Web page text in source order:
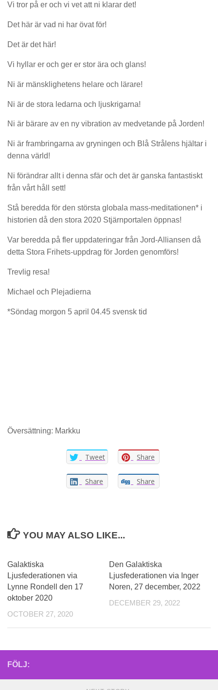
Vi tror på er och vi vet att ni klarar det!
Det här är vad ni har övat för!
Det är det här!
Vi hyllar er och ger er stor ära och glans!
Ni är mänsklighetens helare och lärare!
Ni är de stora ledarna och ljuskrigarna!
Ni är bärare av en ny vibration av medvetande på Jorden!
Ni är frambringarna av gryningen och Blå Strålens hjältar i
denna värld!
Ni förändrar allt i denna sfär och det är ganska fantastiskt
från vårt håll sett!
Stå beredda för den största globala mass-meditationen* i
historien då den stora 2020 Stjärnportalen öppnas!
Var beredda på fler uppdateringar från Jord-Alliansen då
detta Stora Frihets-uppdrag för Jorden genomförs!
Trevlig resa!
Michael och Plejadierna
*Söndag morgon 5 april 04.45 svensk tid
Översättning: Markku
Tweet Share
Share Share
YOU MAY ALSO LIKE...
Galaktiska
Ljusfederationen via
Lynne Rondell den 17
oktober 2020
OCTOBER 27, 2020
Den Galaktiska
Ljusfederationen via Inger
Noren, 27 december, 2022
DECEMBER 29, 2022
FÖLJ: